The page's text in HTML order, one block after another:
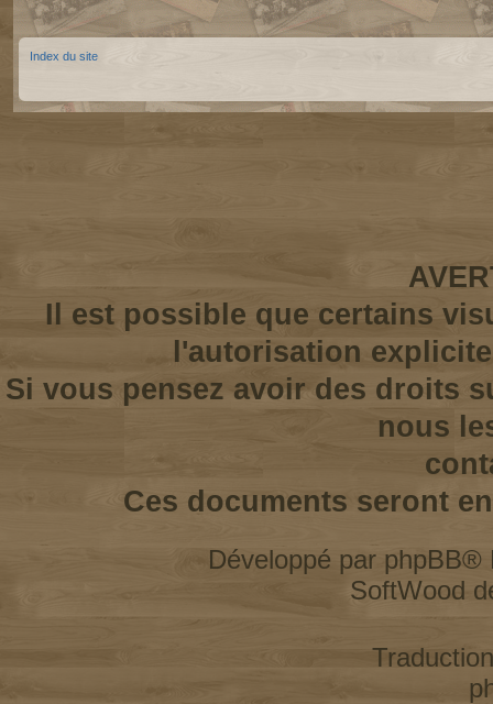
Index du site
Il est possible que certains
l'autorisation
Si vous pensez avoir des droits
nous
Ces documents seront
Développé par phpBB®
SoftWood